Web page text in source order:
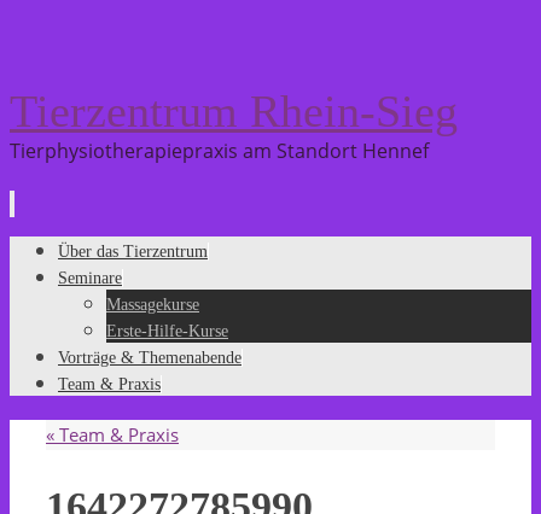
Tierzentrum Rhein-Sieg
Tierphysiotherapiepraxis am Standort Hennef
Zum
Inhalt
springen
Über das Tierzentrum
Seminare
Massagekurse
Erste-Hilfe-Kurse
Vorträge & Themenabende
Team & Praxis
« Team & Praxis